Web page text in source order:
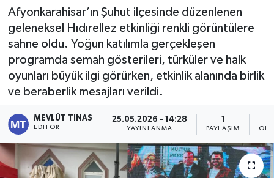
Afyonkarahisar’ın Şuhut ilçesinde düzenlenen
geleneksel Hıdırellez etkinliği renkli görüntülere
sahne oldu. Yoğun katılımla gerçekleşen
programda semah gösterileri, türküler ve halk
oyunları büyük ilgi görürken, etkinlik alanında birlik
ve beraberlik mesajları verildi.
MEVLÜT TINAS
EDITÖR
25.05.2026 - 14:28
YAYINLANMA PAYLAŞIM
Teknoloji
Kültür - Sanat
Yaşam
Haber Arşivi